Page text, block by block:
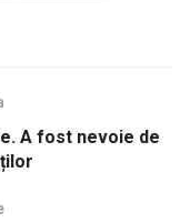
A fost nevoie de